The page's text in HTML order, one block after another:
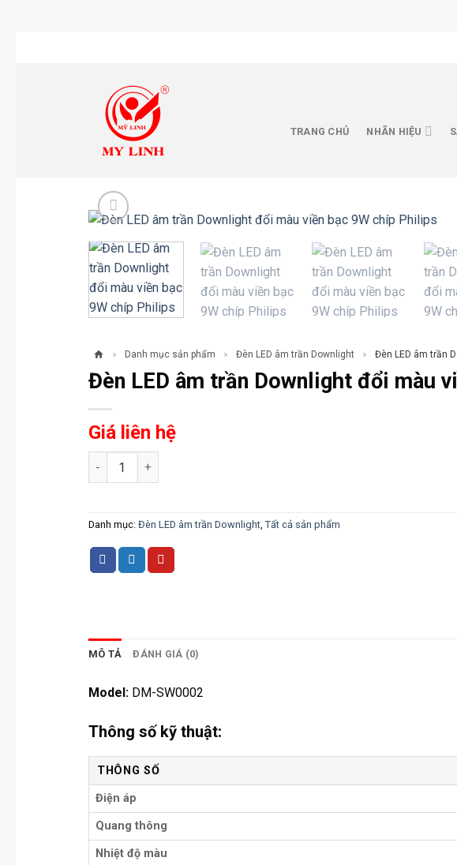
TRANG CHỦ NHÃN HIỆU
> Danh mục sản phẩm > Đèn LED âm trần Downlight >
Đèn LED âm trần Downlight đổi màu
Giá liên hệ
Đèn LED âm trần Downlight đổi màu viền bạc 9W chíp Philips số
Danh mục: Đèn LED âm trần Downlight, Tất cả sản phẩm
MÔ TẢ ĐÁNH GIÁ (0)
Model: DM-SW0002
Thông số kỹ thuật:
THÔNG SỐ
Điện áp
Quang thông
Nhiệt độ màu